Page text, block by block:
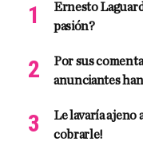
Ernesto
pasión?
Por sus
anunciantes
Le lavaría ajeno
cobrarle!